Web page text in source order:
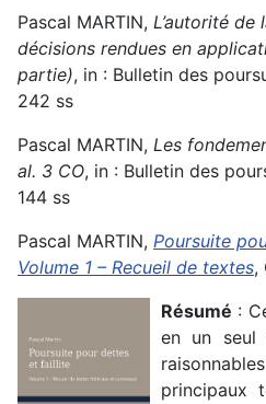
Pascal MARTIN, L’autorité de
décisions rendues en
partie), in : Bulletin des
242 ss
Pascal MARTIN, Les
al. 3 CO, in : Bulletin des
144 ss
Pascal MARTIN, Poursuite
Volume 1 – Recueil de textes,
Résumé :
en un seul
principaux